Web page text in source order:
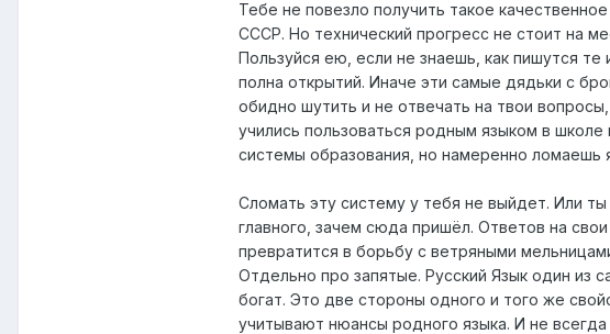
Тебе не повезло получить такое
СССР. Но технический прогресс не стоит на
Пользуйся ею, если не знаешь, как пишутся
полна открытий. Иначе эти самые дядьки с
обидно шутить и не отвечать на твои
учились пользоваться родным языком в
системы образования, но намеренно ломаешь
Сломать эту систему у тебя не выйдет. Или
главного, зачем сюда пришёл. Ответов на
превратится в борьбу с ветряными
Отдельно про запятые. Русский Язык один из
богат. Это две стороны одного и того же
учитывают нюансы родного языка. И не